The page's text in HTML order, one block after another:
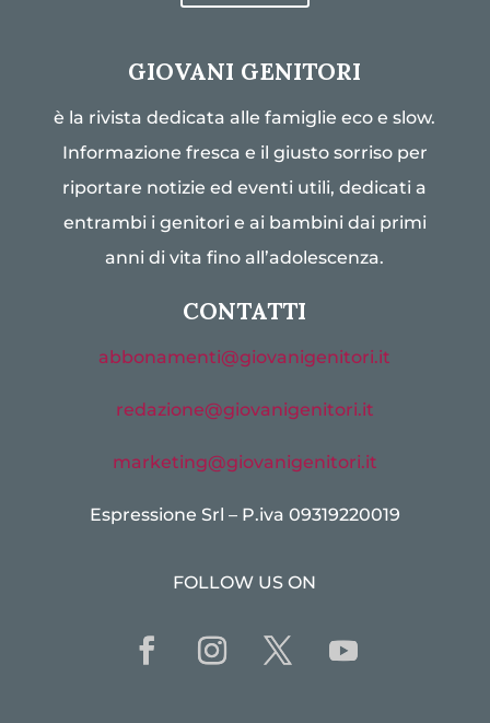
GIOVANI GENITORI
è la rivista dedicata alle famiglie eco e slow.
Informazione fresca e il giusto sorriso per
riportare notizie ed eventi utili, dedicati a
entrambi i genitori e ai bambini dai primi
anni di vita fino all’adolescenza.
CONTATTI
abbonamenti@giovanigenitori.it
redazione@giovanigenitori.it
marketing@giovanigenitori.it
Espressione Srl – P.iva 09319220019
FOLLOW US ON